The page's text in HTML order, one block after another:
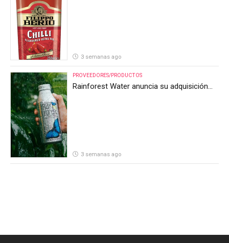
3 semanas ago
PROVEEDORES/PRODUCTOS
Rainforest Water anuncia su adquisición
3 semanas ago